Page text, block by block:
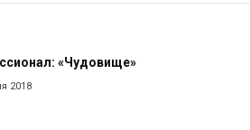
«Чудовище»
2018